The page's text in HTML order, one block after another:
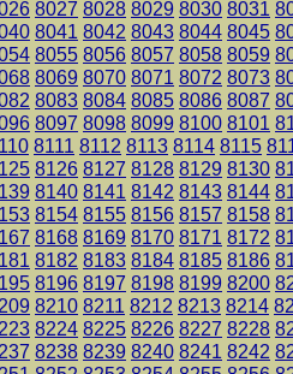
8027 8028 8029 8030 8031
8041 8042 8043 8044 8045
8055 8056 8057 8058 8059
8069 8070 8071 8072 8073
8083 8084 8085 8086 8087
8097 8098 8099 8100 8101
8111 8112 8113 8114 8115
8126 8127 8128 8129 8130
8140 8141 8142 8143 8144
8154 8155 8156 8157 8158
8168 8169 8170 8171 8172
8182 8183 8184 8185 8186
8196 8197 8198 8199 8200
8210 8211 8212 8213 8214
8224 8225 8226 8227 8228
8238 8239 8240 8241 8242